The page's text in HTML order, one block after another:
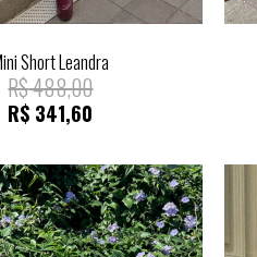
Short Leandra
R$488,00
R$ 341,60